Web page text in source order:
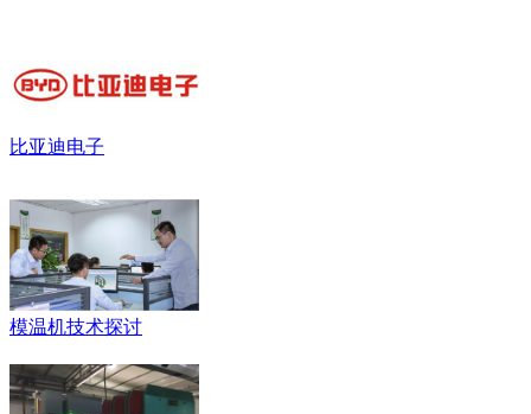
比亚迪电子
模温机技术探讨